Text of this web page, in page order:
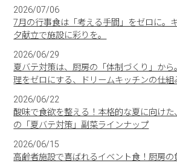
2026/07/06
7月の行事食は「考える手間」をゼロに。
夕献立で施設に彩りを。
2026/06/29
夏バテ対策は、厨房の「体制づくり」か
理をゼロにする、ドリームキッチンの仕組
2026/06/22
酸味で食欲を整える！本格的な夏に向けた
の「夏バテ対策」副菜ラインナップ
2026/06/15
高齢者施設で喜ばれるイベント食！厨房